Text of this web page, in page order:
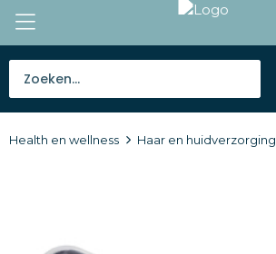
Tassen
Health en wellness Haar en huidverzorging